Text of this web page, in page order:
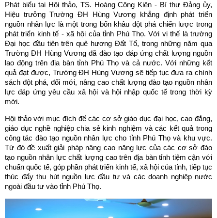
Phát biểu tại Hội thảo, TS. Hoàng Công Kiên - Bí thư Đảng ủy,
Hiệu trưởng Trường ĐH Hùng Vương khẳng định phát triển
nguồn nhân lực là một trong bốn khâu đột phá chiến lược trong
phát triển kinh tế - xã hội của tỉnh Phú Thọ. Với vị thế là trường
Đại học đầu tiên trên quê hương Đất Tổ, trong những năm qua
Trường ĐH Hùng Vương đã đào tạo đáp ứng chất lượng nguồn
lao động trên địa bàn tỉnh Phú Thọ và cả nước. Với những kết
quả đạt được, Trường ĐH Hùng Vương sẽ tiếp tục đưa ra chính
sách đột phá, đổi mới, nâng cao chất lượng đào tạo nguồn nhân
lực đáp ứng yêu cầu xã hội và hội nhập quốc tế trong thời kỳ
mới.
Hội thảo với mục đích để các cơ sở giáo dục đại học, cao đẳng,
giáo dục nghề nghiệp chia sẻ kinh nghiệm và các kết quả trong
công tác đào tạo nguồn nhân lực cho tỉnh Phú Thọ và khu vực.
Từ đó đề xuất giải pháp nâng cao năng lực của các cơ sở đào
tạo nguồn nhân lực chất lượng cao trên địa bàn tỉnh tiệm cận với
chuẩn quốc tế, góp phần phát triển kinh tế, xã hội của tỉnh, tiếp tục
thúc đẩy thu hút nguồn lực đầu tư và các doanh nghiệp nước
ngoài đầu tư vào tỉnh Phú Thọ.